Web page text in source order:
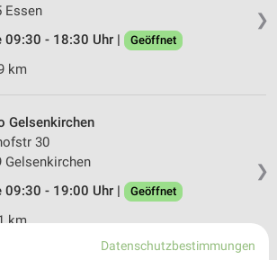
❯
Essen
09:30 - 18:30 Uhr |
Geöffnet
km
❯
Gelsenkirchen
30
Gelsenkirchen
09:30 - 19:00 Uhr |
Geöffnet
km
Datenschutzbestimmungen